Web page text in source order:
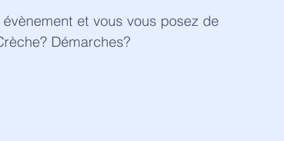
et vous vous posez de
Démarches?